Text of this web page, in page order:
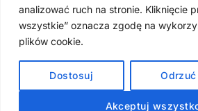
analizować ruch na stronie. Kliknięcie
wszystkie” oznacza zgodę na
plików cookie.
Dostosuj
Akceptuj
Jaki tłumacz najlepiej tłumaczy?
KATEGORIE